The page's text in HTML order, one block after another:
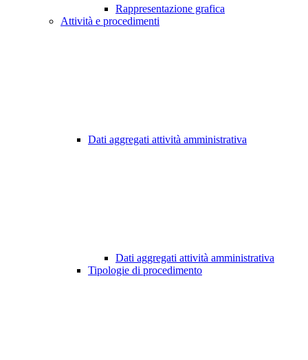
Rappresentazione grafica
Attività e procedimenti
Dati aggregati attività amministrativa
Dati aggregati attività amministrativa
Tipologie di procedimento